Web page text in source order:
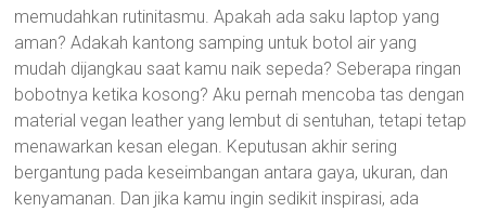
memudahkan rutinitasmu. Apakah ada saku laptop yang
aman? Adakah kantong samping untuk botol air yang
mudah dijangkau saat kamu naik sepeda? Seberapa ringan
bobotnya ketika kosong? Aku pernah mencoba tas dengan
material vegan leather yang lembut di sentuhan, tetapi tetap
menawarkan kesan elegan. Keputusan akhir sering
bergantung pada keseimbangan antara gaya, ukuran, dan
kenyamanan. Dan jika kamu ingin sedikit inspirasi, ada